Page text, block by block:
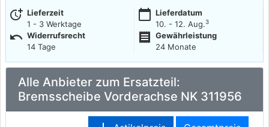
more_time Lieferzeit
1 - 3 Werktage
calendar_today Lieferdatum
10. - 12. Aug.3
undo Widerrufsrecht
14 Tage
receipt
Gewährleistung
24 Monate
Alle Anbieter zum Ersatzteil:
Bremsscheibe Vorderachse NK 311956